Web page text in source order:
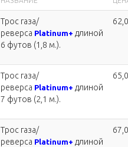
Трос газа/
реверса Platinum+ длиной
6 футов (1,8 м.).
Трос газа/
реверса Platinum+ длиной
7 футов (2,1 м.).
Трос газа/
реверса Platinum+ длиной